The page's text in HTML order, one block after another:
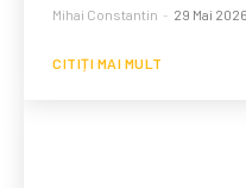
Mihai Constantin - 29 Mai 2026
CITIȚI MAI MULT